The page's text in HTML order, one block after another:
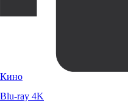
Кино
Blu-ray 4K